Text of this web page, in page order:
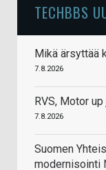
TECHBBS
Mikä ärsyttää
7.8.2026
RVS, Motor
7.8.2026
Suomen
modernisointi